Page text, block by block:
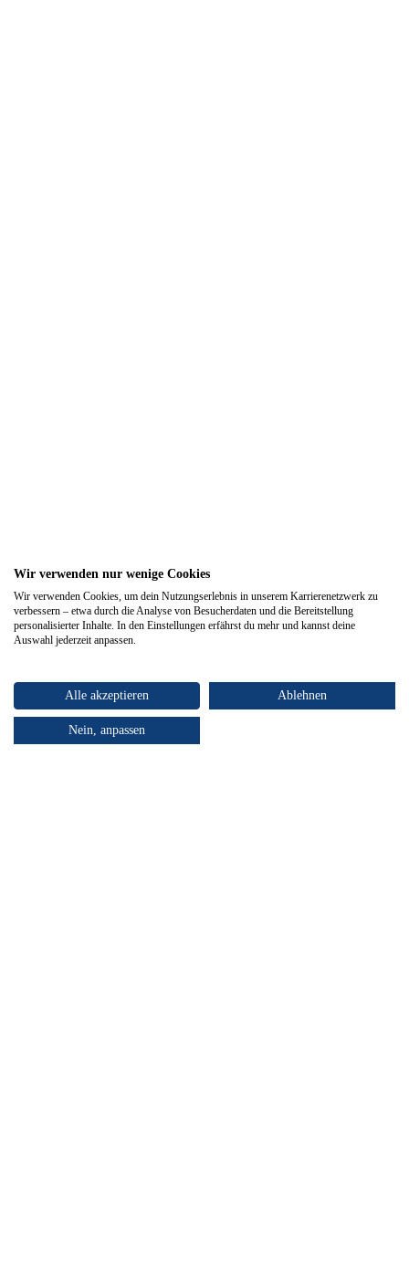
Wir verwenden nur wenige Cookies
Wir verwenden Cookies, um dein Nutzungserlebnis in unserem Karrierenetzwerk zu
verbessern – etwa durch die Analyse von Besucherdaten und die Bereitstellung
personalisierter Inhalte. In den Einstellungen erfährst du mehr und kannst deine
Auswahl jederzeit anpassen.
Alle akzeptieren Ablehnen
Nein, anpassen